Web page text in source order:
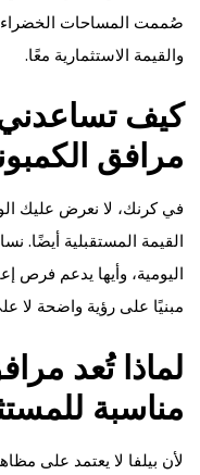
صُممت المساحات الخضراء
والقيمة الاستثمارية معًا.
كيف
مرافق
في كرنك، لا نعرض عليك
القيمة المستقبلية أيضًا.
اليومية، وأيها يدعم فرص
مبنيًا على رؤية واضحة لا
لماذا تُعد
مناسبة
لأن بيلفا لا يعتمد على